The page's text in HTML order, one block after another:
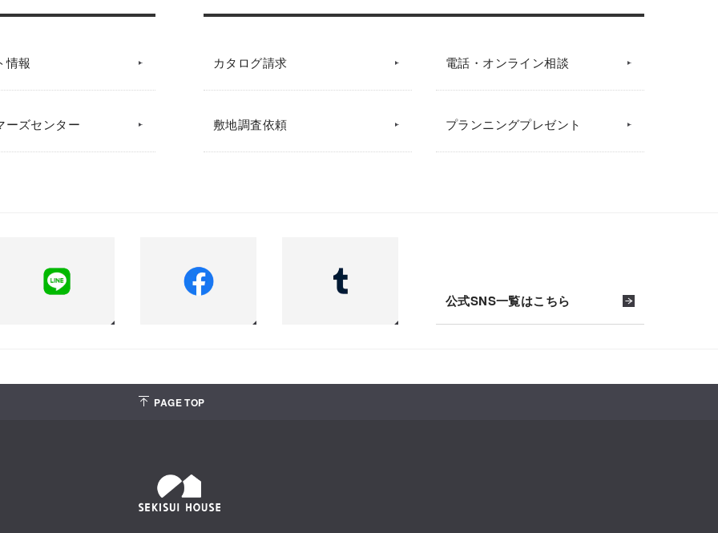
情報
ーズセンター
カタログ請求 電話・オンライン相談
敷地調査依頼 プランニングプレゼント
公式SNS一覧はこちら
PAGE TOP